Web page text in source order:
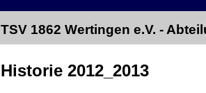
TSV 1862 Wertingen e.V. -
Historie 2012_2013